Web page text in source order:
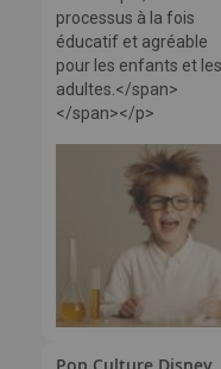
processus à la fois
éducatif et agréable
pour les enfants et les
adultes.</span>
</span></p>